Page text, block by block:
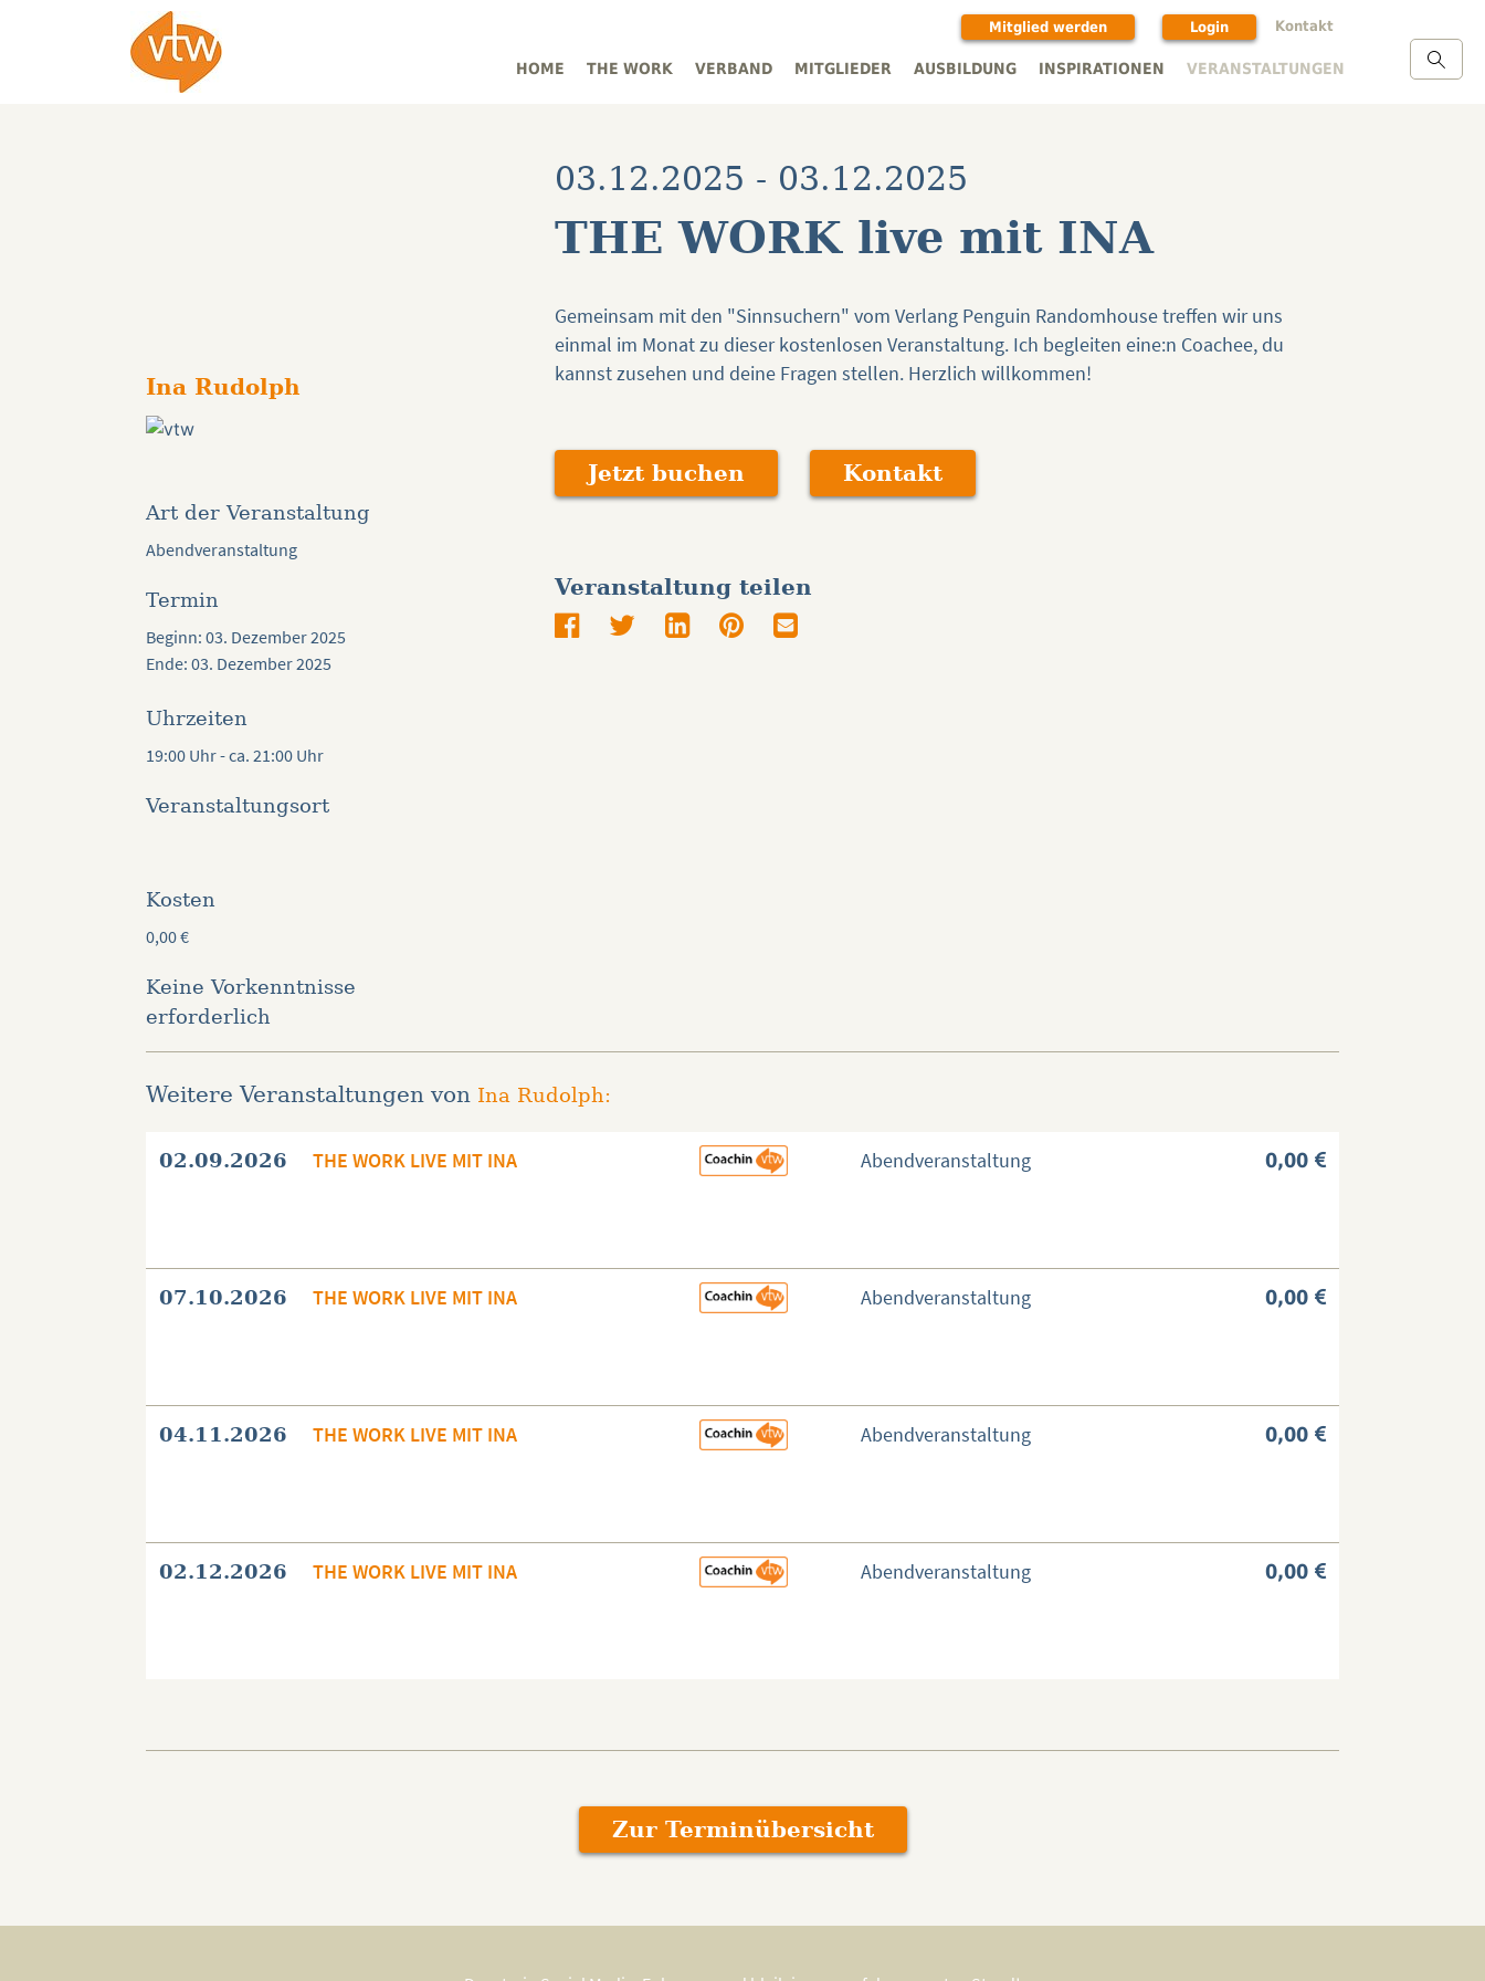
Mitglied werden Login Kontakt
HOME THE WORK VERBAND MITGLIEDER AUSBILDUNG INSPIRATIONEN VERANSTALTUNGEN
Ina Rudolph
Art der Veranstaltung
Abendveranstaltung
Termin
Beginn: 03. Dezember 2025
Ende: 03. Dezember 2025
Uhrzeiten
19:00 Uhr - ca. 21:00 Uhr
Veranstaltungsort
Kosten
0,00€
Keine Vorkenntnisse
erforderlich
03.12.2025 - 03.12.2025
THE WORK live mit INA
Gemeinsam mit den "Sinnsuchern" vom Verlang Penguin Randomhouse treffen wir uns
einmal im Monat zu dieser kostenlosen Veranstaltung. Ich begleiten eine:n Coachee, du
kannst zusehen und deine Fragen stellen. Herzlich willkommen!
Jetzt buchen Kontakt
Veranstaltung teilen
Weitere Veranstaltungen von Ina Rudolph:
02.09.2026 THE WORK LIVE MIT INA Abendveranstaltung 0,00
07.10.2026 THE WORK LIVE MIT INA Abendveranstaltung 0,00
04.11.2026 THE WORK LIVE MIT INA Abendveranstaltung 0,00
02.12.2026 THE WORK LIVE MIT INA Abendveranstaltung 0,00
Zur Terminübersicht